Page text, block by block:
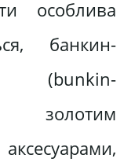
особлива
банкин-
золотим